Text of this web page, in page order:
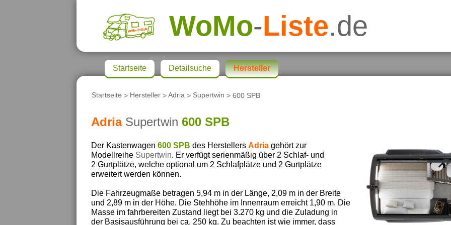
WoMo-Liste.de
Startseite > Hersteller >Adria > Supertwin > 600 SPB
Adria Supertwin 600 SPB
Der Kastenwagen 600 SPB des Herstellers Adriagehört zur
Modellreihe Supertwin. Er verfügt serienmäßig über 2 Schlaf- und
2 Gurtplätze, welche optional um 2 Schlafplätze und 2 Gurtplätze
erweitert werden können.
Die Fahrzeugmaße betragen 5,94 m in der Länge, 2,09 m in der Breite
und 2,89 m in der Höhe. Die Stehhöhe im Innenraum erreicht 1,90 m. Die
Masse im fahrbereiten Zustand liegt bei 3.270 kg und die Zuladung in
der Basisausführung bei ca. 250 kg. Zu beachten ist wie immer, dass
Startseite Detailsuche Hersteller